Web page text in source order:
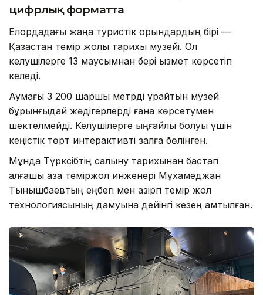
цифрлық форматта
Елордадағы жаңа туристік орындардың бірі —
Қазақстан темір жолы тарихы музейі. Ол
келушілерге 13 маусымнан бері қызмет көрсетіп
келеді.
Аумағы 3 200 шаршы метрді құрайтын музей
бұрынғыдай жәдігерлерді ғана көрсетумен
шектелмейді. Келушілерге ыңғайлы болуы үшін
кеңістік төрт интерактивті залға бөлінген.
Мұнда Түрксібтің салыну тарихынан бастап
алғашқы қазақ теміржол инженері Мұхамеджан
Тынышбаевтың еңбегі мен қазіргі темір жол
технологиясының дамуына дейінгі кезең қамтылған.